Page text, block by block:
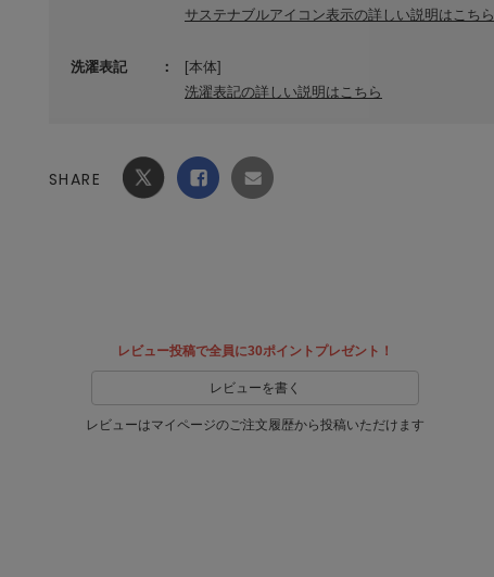
サステナブルアイコン表示の詳しい説明はこちら
洗濯表記
[本体]
洗濯表記の詳しい説明はこちら
SHARE
レビュー投稿で全員に30ポイントプレゼント！
レビューを書く
レビューはマイページのご注文履歴から投稿いただけます